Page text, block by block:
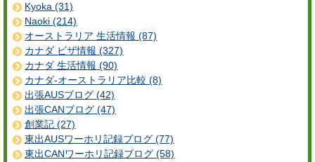
Kyoka (31)
Naoki (214)
オーストラリア 生活情報 (87)
カナダ ビザ情報 (327)
カナダ 生活情報 (90)
カナダ-オーストラリア比較 (8)
出張AUSブログ (42)
出張CANブログ (47)
創業記 (27)
東出AUSワーホリ記録ブログ (77)
東出CANワーホリ記録ブログ (58)